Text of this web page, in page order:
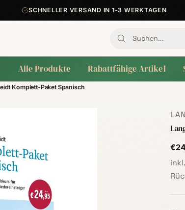
SCHNELLER VERSAND IN 1-3 WERKTAGEN
Alle Produkte Rabattfähige Artikel
Komplett-Paket Spanisch